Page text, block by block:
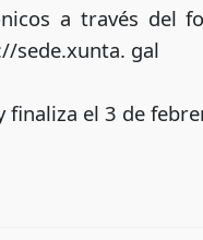
a través del
sede.xunta. gal
finaliza el 3 de